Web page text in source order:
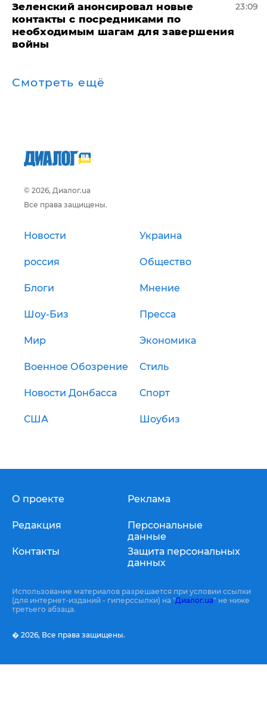
Зеленский анонсировал новые
контакты с посредниками по
необходимым шагам для завершения
войны
23:09
Смотреть ещё
© 2026, Диалог.ua
Все права защищены.
Новости Украина
россия Общество
Блоги Мнение
Шоу-Биз Пресса
Мир Экономика
Военное Обозрение Стиль
Новости Донбасса Спорт
США Шоубиз
О проекте
Редакция
Контакты
Реклама
Персональные
данные
Защита персональных
данных
Использование материалов разрешается при условии ссылки
(для интернет-изданий - гиперссылки) на "Диалог.ua" не ниже
третьего абзаца.
� 2026, Все права защищены.